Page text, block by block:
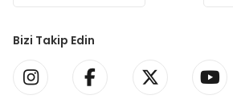
Bizi Takip Edin